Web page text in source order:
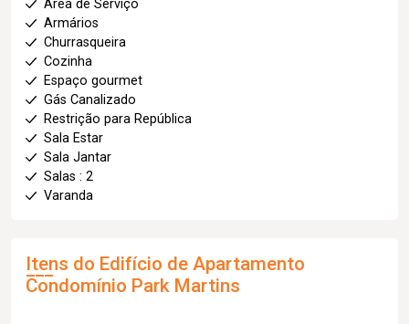
Área de Serviço
Armários
Churrasqueira
Cozinha
Espaço gourmet
Gás Canalizado
Restrição para República
Sala Estar
Sala Jantar
Salas : 2
Varanda
Itens do Edifício de Apartamento
Condomínio Park Martins